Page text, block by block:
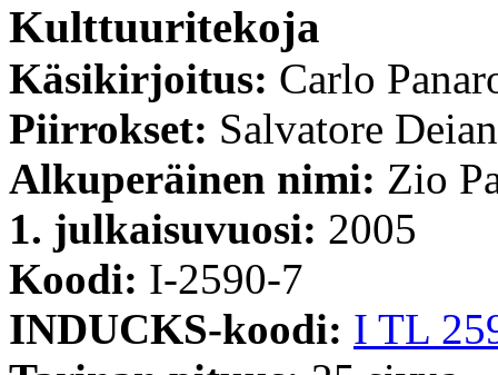
Kulttuuritekoja
Käsikirjoitus: Carlo
Piirrokset: Salvatore
Alkuperäinen nimi: Zio
1. julkaisuvuosi: 2005
Koodi: I-2590-7
INDUCKS-koodi: I TL